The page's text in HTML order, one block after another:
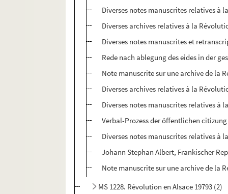
Diverses notes manuscrites relatives à
Diverses archives relatives à la
Diverses notes manuscrites et
Rede nach ablegung des eides in der
Note manuscrite sur une archive de la
Diverses archives relatives à la
Diverses notes manuscrites relatives à
Verbal-Prozess der öffentlichen
Diverses notes manuscrites relatives à
Johann Stephan Albert, Frankischer
Note manuscrite sur une archive de la
MS 1228. Révolution en Alsace 19793 (2)